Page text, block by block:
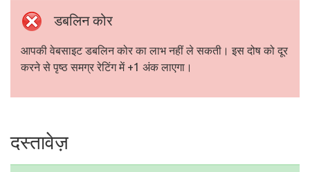
डबलिन कोर
आपकी वेबसाइट डबलिन कोर का लाभ नहीं ले सकती। इस दोष को दूर
करने से पृष्ठ समग्र रेटिंग में +1 अंक लाएगा।
दस्तावेज़